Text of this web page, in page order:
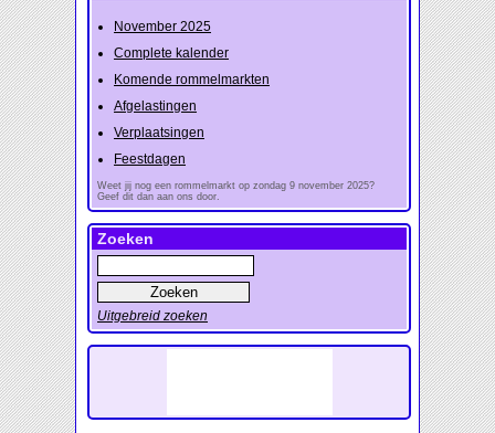
November 2025
Complete kalender
Komende rommelmarkten
Afgelastingen
Verplaatsingen
Feestdagen
Weet jij nog een rommelmarkt op zondag 9 november 2025?
Geef dit dan aan ons door.
Zoeken
Uitgebreid zoeken